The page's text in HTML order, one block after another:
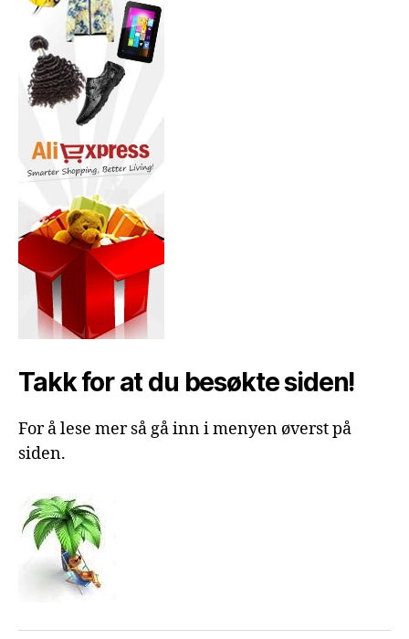
Takk for at du besøkte siden!
For å lese mer så gå inn i menyen øverst på
siden.